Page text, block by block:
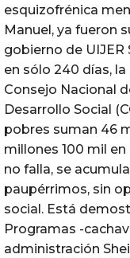
esquizofrénica
Manuel, ya fueron
gobierno de
en sólo 240 días,
Consejo Nacional
Desarrollo Social
pobres suman 46
millones 100 mil
no falla, se
paupérrimos, sin
social. Está
Programas -
administración